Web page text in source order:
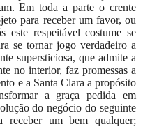
Em toda a parte o crente
para receber um favor, ou
este respeitável costume se
se tornar jogo verdadeiro a
supersticiosa, que admite a
no interior, faz promessas a
e a Santa Clara a propósito
a graça pedida em
do negócio do seguinte
receber um bem qualquer;